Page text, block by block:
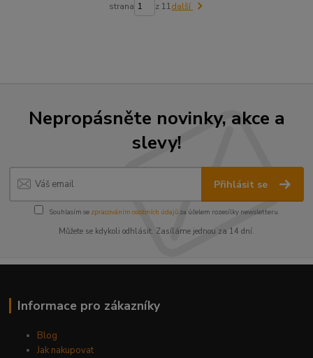
strana z 11další
Nepropásněte novinky, akce a
slevy!
Přihlásit se
Souhlasím se zpracováním osobních údajůza účelem rozesílky newsletteru.
Můžete se kdykoli odhlásit. Zasíláme jednou za 14 dní.
Informace pro zákazníky
Blog
Jak nakupovat